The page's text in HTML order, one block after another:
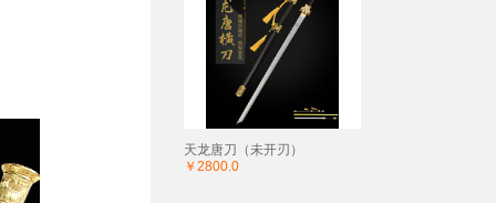
天龙唐刀（未开刃）
￥2800.0